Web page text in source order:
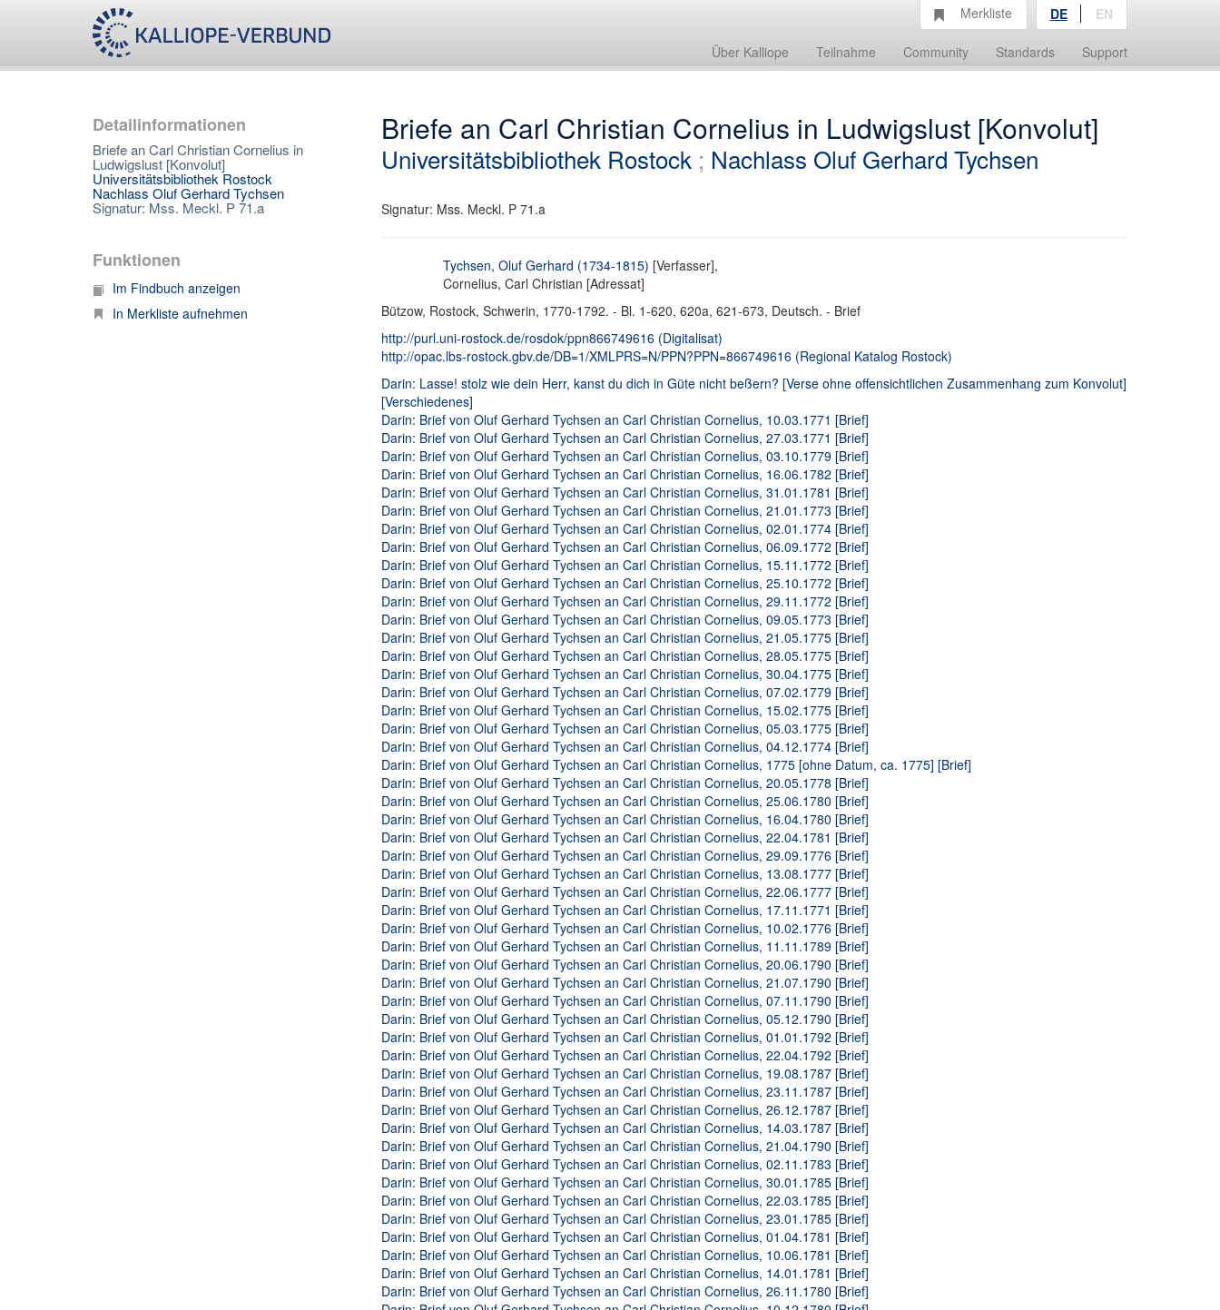
Über Kalliope Teilnahme Community Standards Support
Merkliste DE EN
Detailinformationen
Briefe an Carl Christian Cornelius in
Ludwigslust [Konvolut]
Universitätsbibliothek Rostock
Nachlass Oluf Gerhard Tychsen
Signatur: Mss. Meckl. P 71.a
Funktionen
Im Findbuch anzeigen
In Merkliste aufnehmen
Briefe an Carl Christian Cornelius in Ludwigslust [Konvolut]
Universitätsbibliothek Rostock; Nachlass Oluf Gerhard Tychsen
Signatur: Mss. Meckl. P 71.a
Tychsen, Oluf Gerhard (1734-1815) [Verfasser],
Cornelius, Carl Christian [Adressat]
Bützow, Rostock, Schwerin, 1770-1792. - Bl. 1-620, 620a, 621-673, Deutsch. - Brief
http://purl.uni-rostock.de/rosdok/ppn866749616 (Digitalisat)
http://opac.lbs-rostock.gbv.de/DB=1/XMLPRS=N/PPN?PPN=866749616 (Regional Katalog Rostock)
Darin: Lasse! stolz wie dein Herr, kanst du dich in Güte nicht beßern? [Verse ohne offensichtlichen Zusammenhang zum Konvolut]
[Verschiedenes]
Darin: Brief von Oluf Gerhard Tychsen an Carl Christian Cornelius, 10.03.1771 [Brief]
Darin: Brief von Oluf Gerhard Tychsen an Carl Christian Cornelius, 27.03.1771 [Brief]
Darin: Brief von Oluf Gerhard Tychsen an Carl Christian Cornelius, 03.10.1779 [Brief]
Darin: Brief von Oluf Gerhard Tychsen an Carl Christian Cornelius, 16.06.1782 [Brief]
Darin: Brief von Oluf Gerhard Tychsen an Carl Christian Cornelius, 31.01.1781 [Brief]
Darin: Brief von Oluf Gerhard Tychsen an Carl Christian Cornelius, 21.01.1773 [Brief]
Darin: Brief von Oluf Gerhard Tychsen an Carl Christian Cornelius, 02.01.1774 [Brief]
Darin: Brief von Oluf Gerhard Tychsen an Carl Christian Cornelius, 06.09.1772 [Brief]
Darin: Brief von Oluf Gerhard Tychsen an Carl Christian Cornelius, 15.11.1772 [Brief]
Darin: Brief von Oluf Gerhard Tychsen an Carl Christian Cornelius, 25.10.1772 [Brief]
Darin: Brief von Oluf Gerhard Tychsen an Carl Christian Cornelius, 29.11.1772 [Brief]
Darin: Brief von Oluf Gerhard Tychsen an Carl Christian Cornelius, 09.05.1773 [Brief]
Darin: Brief von Oluf Gerhard Tychsen an Carl Christian Cornelius, 21.05.1775 [Brief]
Darin: Brief von Oluf Gerhard Tychsen an Carl Christian Cornelius, 28.05.1775 [Brief]
Darin: Brief von Oluf Gerhard Tychsen an Carl Christian Cornelius, 30.04.1775 [Brief]
Darin: Brief von Oluf Gerhard Tychsen an Carl Christian Cornelius, 07.02.1779 [Brief]
Darin: Brief von Oluf Gerhard Tychsen an Carl Christian Cornelius, 15.02.1775 [Brief]
Darin: Brief von Oluf Gerhard Tychsen an Carl Christian Cornelius, 05.03.1775 [Brief]
Darin: Brief von Oluf Gerhard Tychsen an Carl Christian Cornelius, 04.12.1774 [Brief]
Darin: Brief von Oluf Gerhard Tychsen an Carl Christian Cornelius, 1775 [ohne Datum, ca. 1775] [Brief]
Darin: Brief von Oluf Gerhard Tychsen an Carl Christian Cornelius, 20.05.1778 [Brief]
Darin: Brief von Oluf Gerhard Tychsen an Carl Christian Cornelius, 25.06.1780 [Brief]
Darin: Brief von Oluf Gerhard Tychsen an Carl Christian Cornelius, 16.04.1780 [Brief]
Darin: Brief von Oluf Gerhard Tychsen an Carl Christian Cornelius, 22.04.1781 [Brief]
Darin: Brief von Oluf Gerhard Tychsen an Carl Christian Cornelius, 29.09.1776 [Brief]
Darin: Brief von Oluf Gerhard Tychsen an Carl Christian Cornelius, 13.08.1777 [Brief]
Darin: Brief von Oluf Gerhard Tychsen an Carl Christian Cornelius, 22.06.1777 [Brief]
Darin: Brief von Oluf Gerhard Tychsen an Carl Christian Cornelius, 17.11.1771 [Brief]
Darin: Brief von Oluf Gerhard Tychsen an Carl Christian Cornelius, 10.02.1776 [Brief]
Darin: Brief von Oluf Gerhard Tychsen an Carl Christian Cornelius, 11.11.1789 [Brief]
Darin: Brief von Oluf Gerhard Tychsen an Carl Christian Cornelius, 20.06.1790 [Brief]
Darin: Brief von Oluf Gerhard Tychsen an Carl Christian Cornelius, 21.07.1790 [Brief]
Darin: Brief von Oluf Gerhard Tychsen an Carl Christian Cornelius, 07.11.1790 [Brief]
Darin: Brief von Oluf Gerhard Tychsen an Carl Christian Cornelius, 05.12.1790 [Brief]
Darin: Brief von Oluf Gerhard Tychsen an Carl Christian Cornelius, 01.01.1792 [Brief]
Darin: Brief von Oluf Gerhard Tychsen an Carl Christian Cornelius, 22.04.1792 [Brief]
Darin: Brief von Oluf Gerhard Tychsen an Carl Christian Cornelius, 19.08.1787 [Brief]
Darin: Brief von Oluf Gerhard Tychsen an Carl Christian Cornelius, 23.11.1787 [Brief]
Darin: Brief von Oluf Gerhard Tychsen an Carl Christian Cornelius, 26.12.1787 [Brief]
Darin: Brief von Oluf Gerhard Tychsen an Carl Christian Cornelius, 14.03.1787 [Brief]
Darin: Brief von Oluf Gerhard Tychsen an Carl Christian Cornelius, 21.04.1790 [Brief]
Darin: Brief von Oluf Gerhard Tychsen an Carl Christian Cornelius, 02.11.1783 [Brief]
Darin: Brief von Oluf Gerhard Tychsen an Carl Christian Cornelius, 30.01.1785 [Brief]
Darin: Brief von Oluf Gerhard Tychsen an Carl Christian Cornelius, 22.03.1785 [Brief]
Darin: Brief von Oluf Gerhard Tychsen an Carl Christian Cornelius, 23.01.1785 [Brief]
Darin: Brief von Oluf Gerhard Tychsen an Carl Christian Cornelius, 01.04.1781 [Brief]
Darin: Brief von Oluf Gerhard Tychsen an Carl Christian Cornelius, 10.06.1781 [Brief]
Darin: Brief von Oluf Gerhard Tychsen an Carl Christian Cornelius, 14.01.1781 [Brief]
Darin: Brief von Oluf Gerhard Tychsen an Carl Christian Cornelius, 26.11.1780 [Brief]